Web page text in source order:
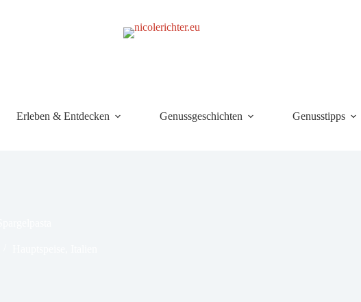
Erleben & Entdecken Genussgeschichten Genusstipps